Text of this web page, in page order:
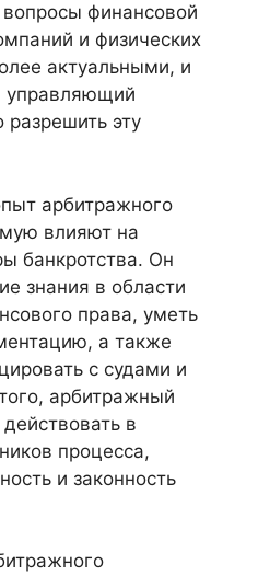
финансовой
и физических
актуальными, и
управляющий
эту
арбитражного
влияют на
банкротства. Он
знания в области
права, уметь
а также
с судами и
арбитражный
в
процесса,
и законность